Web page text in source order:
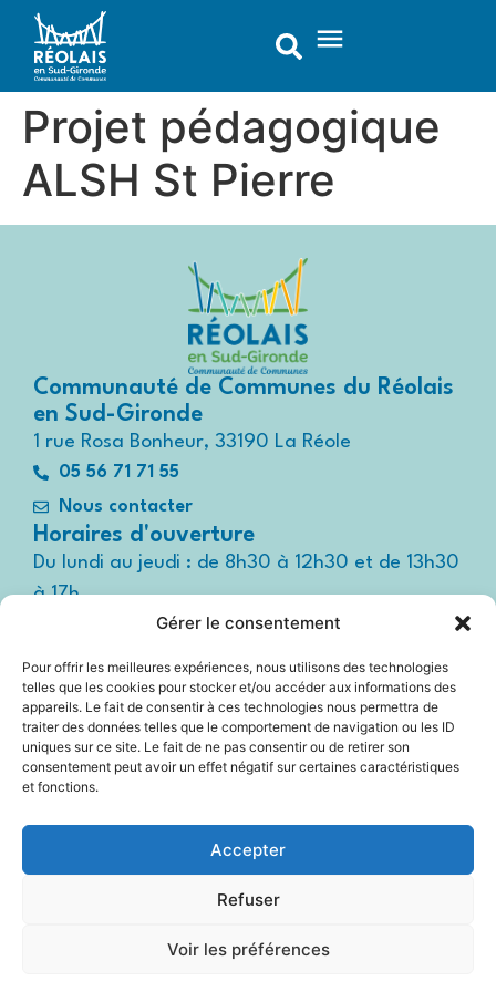
Gérer le consentement
Pour offrir les meilleures expériences, nous utilisons des technologies
telles que les cookies pour stocker et/ou accéder aux informations des
appareils. Le fait de consentir à ces technologies nous permettra de
traiter des données telles que le comportement de navigation ou les ID
uniques sur ce site. Le fait de ne pas consentir ou de retirer son
consentement peut avoir un effet négatif sur certaines caractéristiques
et fonctions.
Accepter
Refuser
Voir les préférences
principal
Projet pédagogique
ALSH St Pierre
Communauté de Communes du Réolais
en Sud-Gironde
1 rue Rosa Bonheur, 33190 La Réole
05 56 71 71 55
Nous contacter
Horaires d'ouverture
Du lundi au jeudi : de 8h30 à 12h30 et de 13h30
à 17h
Le vendredi : de 8h30 à 12h30 et de 13h30 à
Suivez-nous !
Espace
presse
Mentions légales
Plan du site
Politique Cookies (UE)